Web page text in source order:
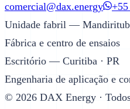
comercial@dax.energy
Unidade fabril —
Fábrica e centro de ensaios
Escritório — Curitiba · PR
Engenharia de aplicação e
© 2026 DAX Energy ·